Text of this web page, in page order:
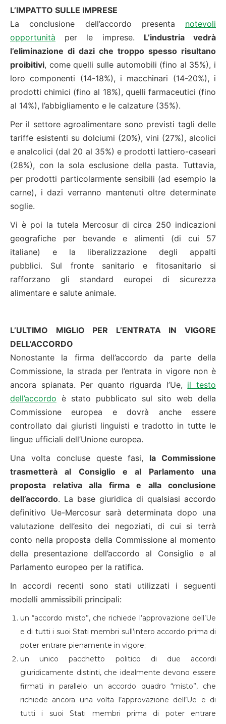
L’IMPATTO SULLE IMPRESE
La conclusione dell’accordo presenta notevoli
opportunità per le imprese. L’industria vedrà
l’eliminazione di dazi che troppo spesso risultano
proibitivi, come quelli sulle automobili (fino al 35%), i
loro componenti (14-18%), i macchinari (14-20%), i
prodotti chimici (fino al 18%), quelli farmaceutici (fino
al 14%), l’abbigliamento e le calzature (35%).
Per il settore agroalimentare sono previsti tagli delle
tariffe esistenti su dolciumi (20%), vini (27%), alcolici
e analcolici (dal 20 al 35%) e prodotti lattiero-caseari
(28%), con la sola esclusione della pasta. Tuttavia,
per prodotti particolarmente sensibili (ad esempio la
carne), i dazi verranno mantenuti oltre determinate
soglie.
Vi è poi la tutela Mercosur di circa 250 indicazioni
geografiche per bevande e alimenti (di cui 57
italiane) e la liberalizzazione degli appalti
pubblici. Sul fronte sanitario e fitosanitario si
rafforzano gli standard europei di sicurezza
alimentare e salute animale.
L’ULTIMO MIGLIO PER L’ENTRATA IN VIGORE
DELL’ACCORDO
Nonostante la firma dell’accordo da parte della
Commissione, la strada per l’entrata in vigore non è
ancora spianata. Per quanto riguarda l’Ue, il testo
dell’accordo è stato pubblicato sul sito web della
Commissione europea e dovrà anche essere
controllato dai giuristi linguisti e tradotto in tutte le
lingue ufficiali dell’Unione europea.
Una volta concluse queste fasi, la Commissione
trasmetterà al Consiglio e al Parlamento una
proposta relativa alla firma e alla conclusione
dell’accordo. La base giuridica di qualsiasi accordo
definitivo Ue-Mercosur sarà determinata dopo una
valutazione dell’esito dei negoziati, di cui si terrà
conto nella proposta della Commissione al momento
della presentazione dell’accordo al Consiglio e al
Parlamento europeo per la ratifica.
In accordi recenti sono stati utilizzati i seguenti
modelli ammissibili principali:
un “accordo misto”, che richiede l’approvazione dell’Ue
e di tutti i suoi Stati membri sull’intero accordo prima di
poter entrare pienamente in vigore;
un unico pacchetto politico di due accordi
giuridicamente distinti, che idealmente devono essere
firmati in parallelo: un accordo quadro “misto”, che
richiede ancora una volta l’approvazione dell’Ue e di
tutti i suoi Stati membri prima di poter entrare